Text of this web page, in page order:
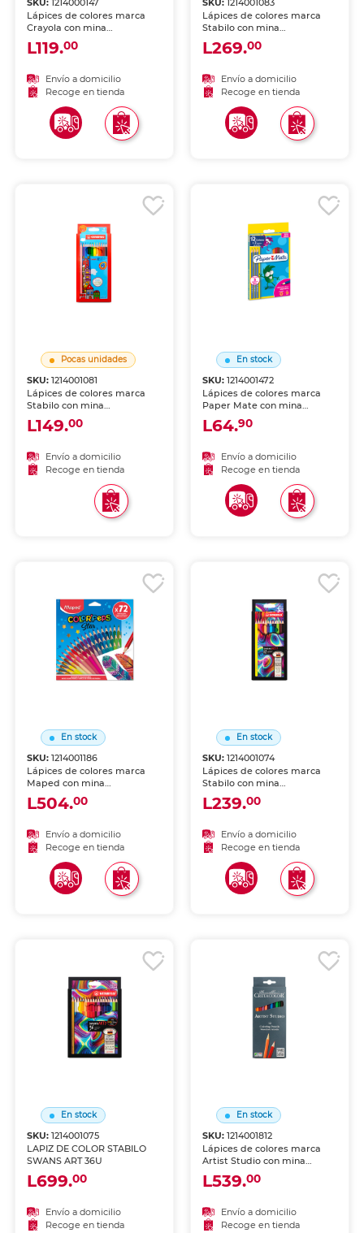
SKU:1214000147
Lápices de colores marca
Crayola con mina
pigmentada y resistente.
Trazos suaves, intensos y
coloreado y proyectos
escolares.
L119.00
Envío a domicilio
Recoge en tienda
SKU: 1214001083
Lápices de colores marca
Stabilo con mina
pigmentada y resistente.
Trazos suaves, intensos y
dibujo, coloreado y
proyectos escolares.
L269.00
Envío a domicilio
Recoge en tienda
Pocas unidades
SKU:1214001081
Lápices de colores marca
Stabilo con mina
pigmentada y resistente.
Trazos suaves, intensos y
dibujo, coloreado y
proyectos escolares.
L149.00
Envío a domicilio
Recoge en tienda
En stock
SKU: 1214001472
Lápices de colores marca
Paper Mate con mina
pigmentada y resistente.
Trazos suaves, intensos y
dibujo, coloreado y
proyectos escolares.
L64.90
Envío a domicilio
Recoge en tienda
En stock
SKU:1214001186
Lápices de colores marca
Maped con mina
pigmentada y resistente.
Trazos suaves, intensos y
dibujo, coloreado y
proyectos escolares.
L504.00
Envío a domicilio
Recoge en tienda
En stock
SKU: 1214001074
Lápices de colores marca
Stabilo con mina
pigmentada y resistente.
Trazos suaves, intensos y
dibujo, coloreado y
proyectos escolares.
L239.00
Envío a domicilio
Recoge en tienda
En stock
SKU:1214001075
LAPIZ DE COLOR STABILO
SWANS ART 36U
L699.00
Envío a domicilio
Recoge en tienda
En stock
SKU: 1214001812
Lápices de colores marca
Artist Studio con mina
pigmentada y resistente.
Trazos suaves, intensos y
dibujo, coloreado y
proyectos escolares.
L539.00
Envío a domicilio
Recoge en tienda